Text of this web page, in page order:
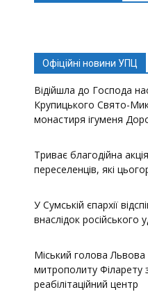
Офіційні новини УПЦ
Відійшла до Господа
Крупицького Свято-
монастиря ігуменя
Триває благодійна
переселенців, які
У Сумській єпархії
внаслідок російського
Міський голова Львова
митрополиту Філарету
реабілітаційний центр